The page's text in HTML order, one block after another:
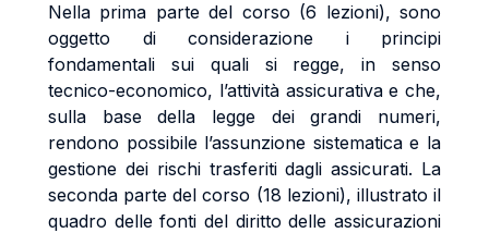
Nella prima parte del corso (6 lezioni), sono
oggetto di considerazione i principi
fondamentali sui quali si regge, in senso
tecnico-economico, l’attività assicurativa e che,
sulla base della legge dei grandi numeri,
rendono possibile l’assunzione sistematica e la
gestione dei rischi trasferiti dagli assicurati. La
seconda parte del corso (18 lezioni), illustrato il
quadro delle fonti del diritto delle assicurazioni